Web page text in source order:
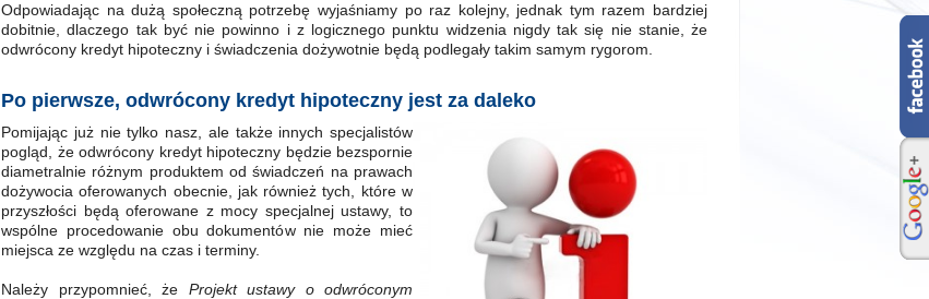
Odpowiadając na dużą społeczną potrzebę wyjaśniamy po raz kolejny, jednak tym razem bardziej
dobitnie, dlaczego tak być nie powinno i z logicznego punktu widzenia nigdy tak się nie stanie, że
odwrócony kredyt hipoteczny i świadczenia dożywotnie będą podlegały takim samym rygorom.
Po pierwsze, odwrócony kredyt hipoteczny jest za daleko
Pomijając już nie tylko nasz, ale także innych specjalistów
pogląd, że odwrócony kredyt hipoteczny będzie bezspornie
diametralnie różnym produktem od świadczeń na prawach
dożywocia oferowanych obecnie, jak również tych, które w
przyszłości będą oferowane z mocy specjalnej ustawy, to
wspólne procedowanie obu dokumentów nie może mieć
miejsca ze względu na czas i terminy.
Należy przypomnieć, że Projekt ustawy o odwróconym